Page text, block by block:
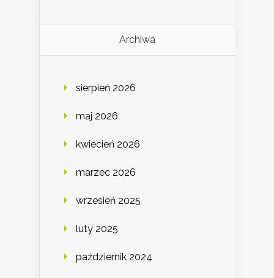
Archiwa
sierpień 2026
maj 2026
kwiecień 2026
marzec 2026
wrzesień 2025
luty 2025
październik 2024